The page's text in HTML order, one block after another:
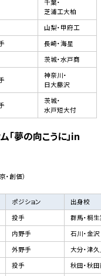
千葉・
芝浦工大柏
山梨・甲府工
長崎・海星
茨城・水戸商
神奈川・
日大藤沢
茨城・
水戸短大付
夢の向こうに」in
創価）
ポジション 出身校
投手
群馬・桐
内野手
石川・金沢
外野手 大分・津
投手 秋田・秋